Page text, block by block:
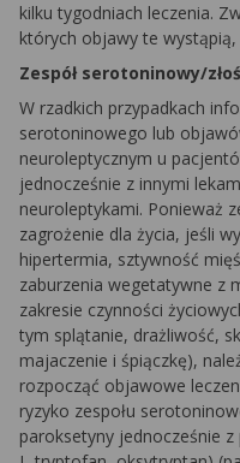
kilku tygodniach leczenia.
których objawy te
Zespół serotoninowy/
W rzadkich przypadkach
serotoninowego lub
neuroleptycznym u
jednocześnie z innymi
neuroleptykami. Ponieważ
zagrożenie dla życia, jeśli
hipertermia, sztywność
zaburzenia wegetatywne z
zakresie czynności
tym splątanie, drażliwość,
majaczenie i śpiączkę),
rozpocząć objawowe
ryzyko zespołu
paroksetyny jednocześnie